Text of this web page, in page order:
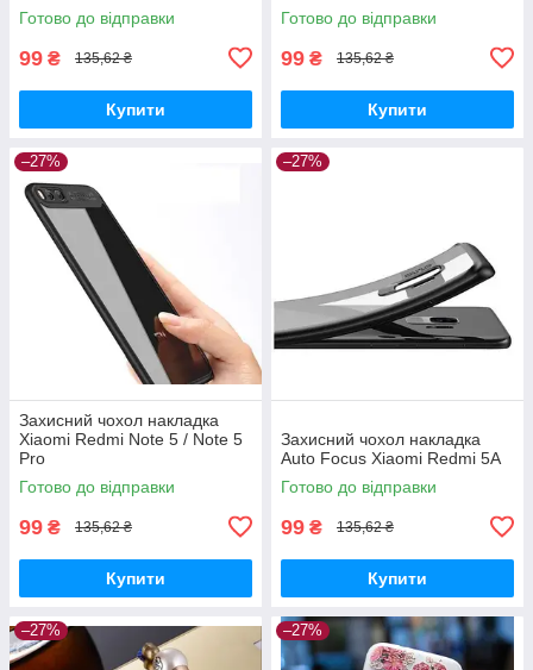
Готово до відправки
99 ₴ 135,62 ₴
Купити
Готово до відправки
99 ₴ 135,62 ₴
Купити
–27%
Захисний чохол накладка
Xiaomi Redmi Note 5 / Note 5
Pro
Готово до відправки
99 ₴ 135,62 ₴
Купити
–27%
Захисний чохол накладка
Auto Focus Xiaomi Redmi 5A
Готово до відправки
99 ₴ 135,62 ₴
Купити
–27% –27%